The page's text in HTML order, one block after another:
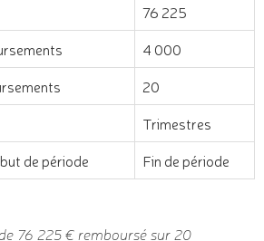
76 225
4 000
20
Trimestres
de période
Fin de période
76 225 € remboursé sur 20